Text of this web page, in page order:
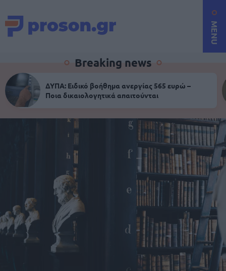
MENU
Breaking news
ΔΥΠΑ: Ειδικό βοήθημα ανεργίας 565 ευρώ –
Ποια δικαιολογητικά απαιτούνται